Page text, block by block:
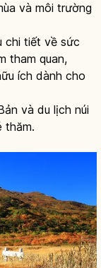
và môi trường
chi tiết về sức
tham quan,
ích dành cho
và du lịch núi
thăm.